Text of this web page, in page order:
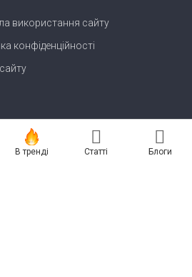
використання сайту
конфіденційності
— разместим!
В тренді Статті Блоги